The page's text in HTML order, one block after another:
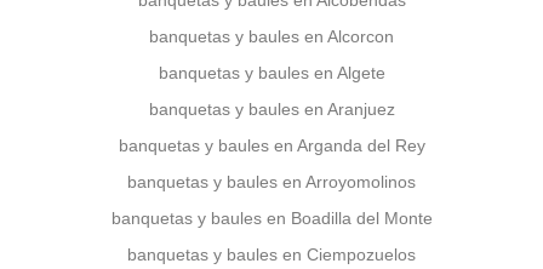
banquetas y baules en Alcorcon
banquetas y baules en Algete
banquetas y baules en Aranjuez
banquetas y baules en Arganda del Rey
banquetas y baules en Arroyomolinos
banquetas y baules en Boadilla del Monte
banquetas y baules en Ciempozuelos